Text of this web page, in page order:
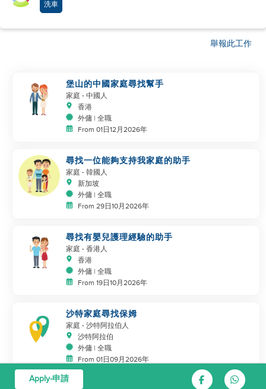
洗車
舉報此工作
堡山的中國家庭尋找幫手
家庭 - 中國人
香港
外傭 | 全職
From 01日12月2026年
尋找一位能夠支持我家庭的助手
家庭 - 韓國人
新加坡
外傭 | 全職
From 29日10月2026年
尋找有嬰兒護理經驗的助手
家庭 - 香港人
香港
外傭 | 全職
From 19日10月2026年
沙特家庭尋找保姆
家庭 - 沙特阿拉伯人
沙特阿拉伯
外傭 | 全職
From 01日09月2026年
Apply-申請